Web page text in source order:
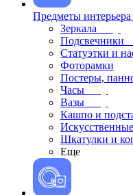
Предметы интерьера
Зеркала
Подсвечники
Статуэтки и
Фоторамки
Постеры,
Часы
Вазы
Кашпо и
Шкатулки и
Еще